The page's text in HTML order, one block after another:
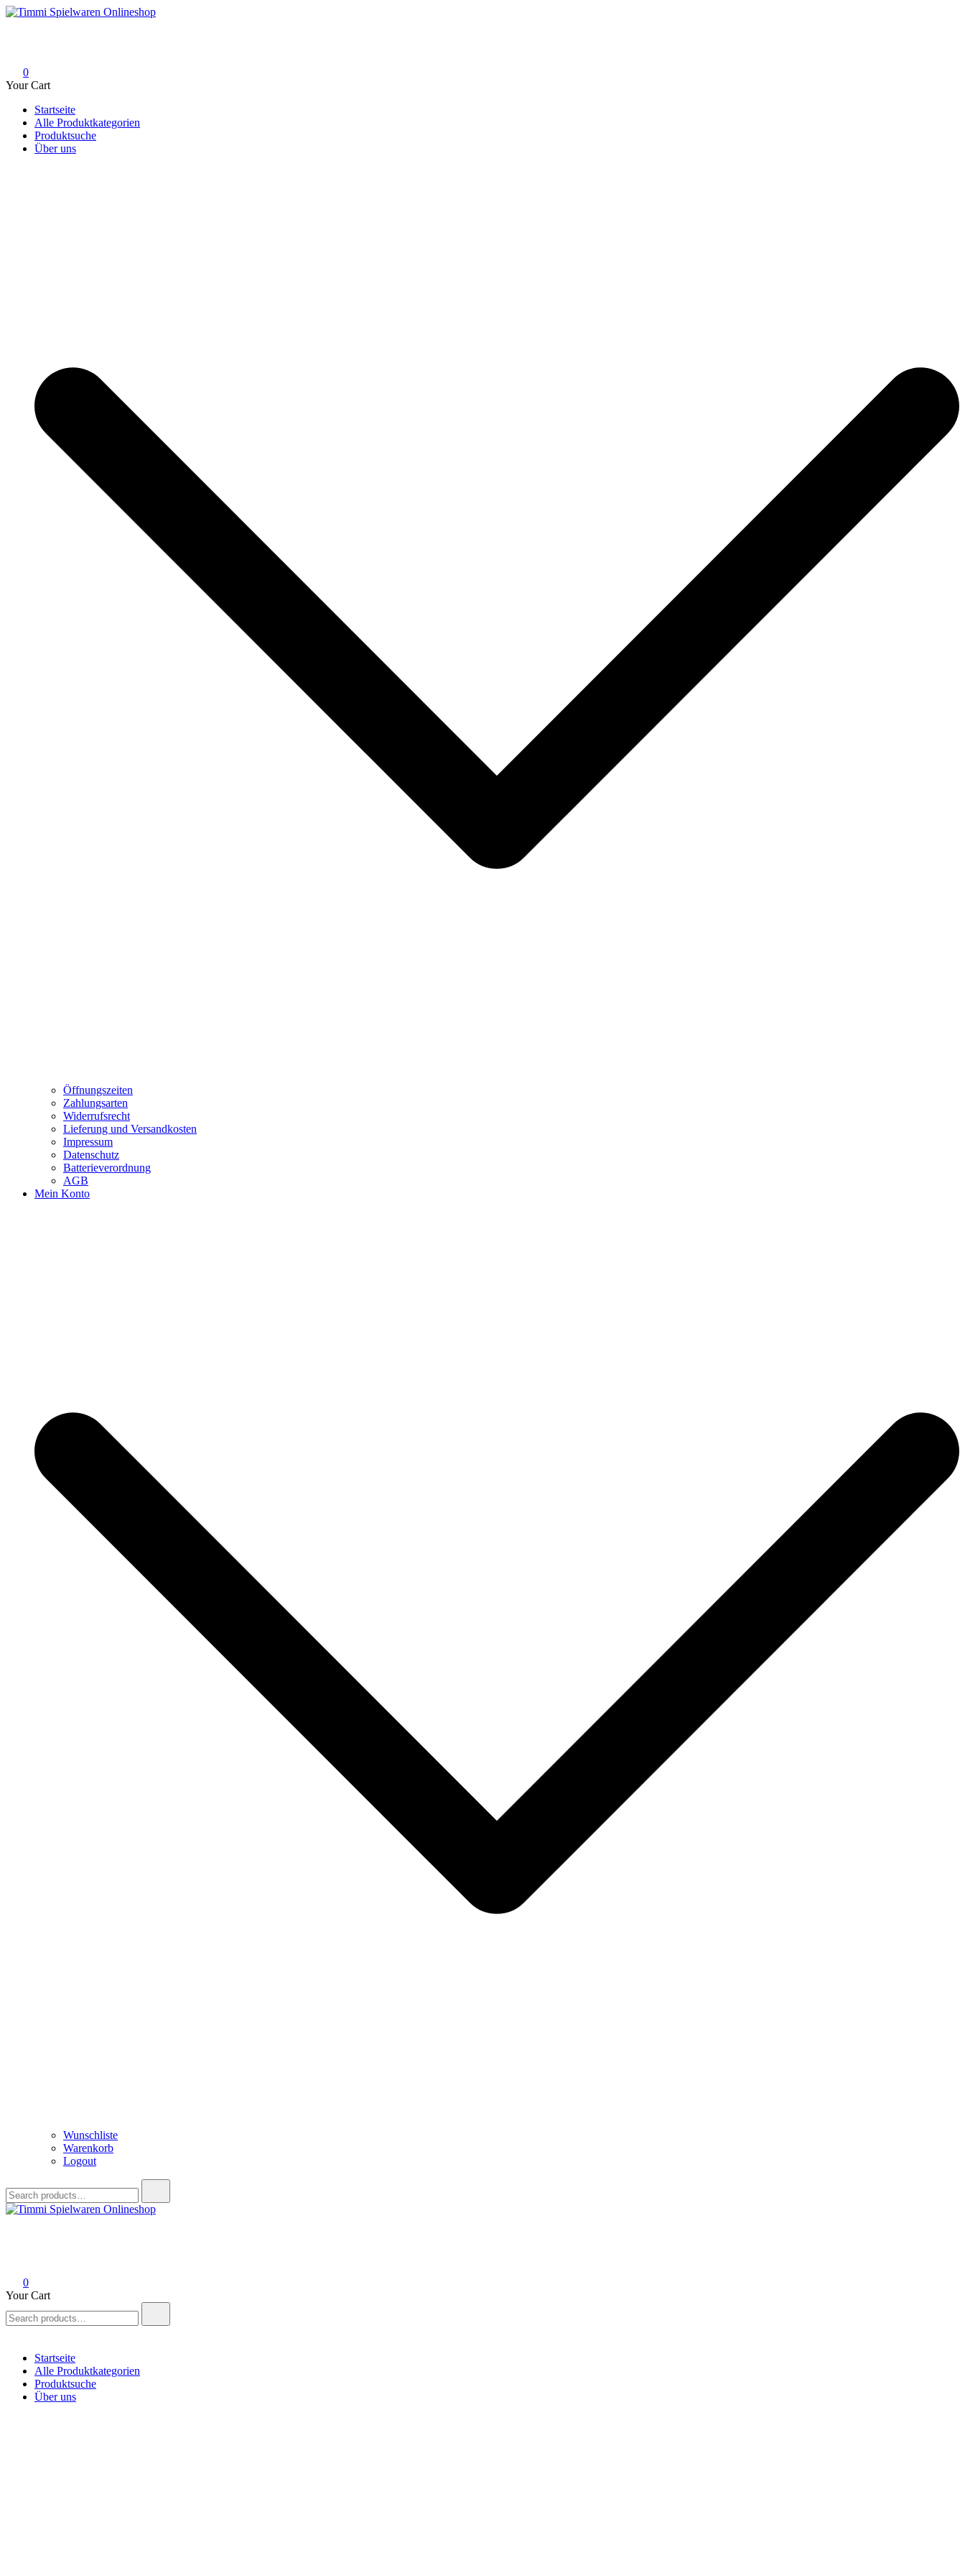
Skip
0
Your Cart
Startseite
Alle Produktkategorien
Produktsuche
Über uns
Öffnungszeiten
Zahlungsarten
Widerrufsrecht
Lieferung und Versandkosten
Impressum
Datenschutz
Batterieverordnung
AGB
Mein Konto
Wunschliste
Warenkorb
Logout
for:
0
Your Cart
for:
Startseite
Alle Produktkategorien
Produktsuche
Über uns